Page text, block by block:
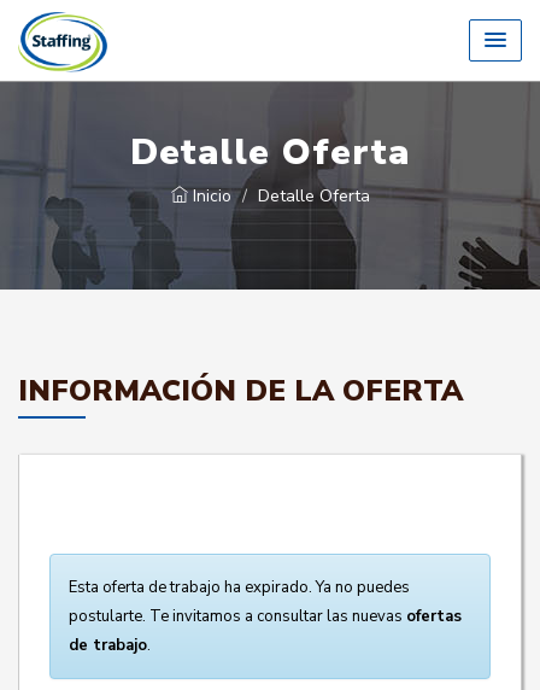
Detalle Oferta
Inicio Detalle Oferta
INFORMACIÓN DE LA OFERTA
Esta oferta de trabajo ha expirado. Ya no puedes
postularte. Te invitamos a consultar las nuevas ofertas
de trabajo.